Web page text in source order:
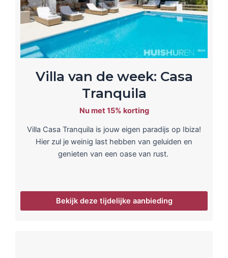
Villa van de week: Casa
Tranquila
Nu met 15% korting
Villa Casa Tranquila is jouw eigen paradijs op Ibiza!
Hier zul je weinig last hebben van geluiden en
genieten van een oase van rust.
Bekijk deze tijdelijke aanbieding